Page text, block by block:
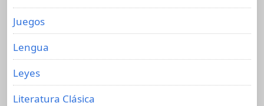
Juegos
Lengua
Leyes
Literatura Clásica